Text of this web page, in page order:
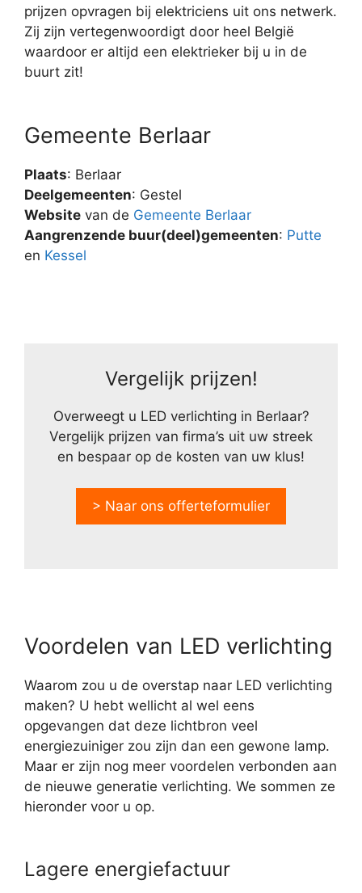
prijzen opvragen bij elektriciens uit ons netwerk.
Zij zijn vertegenwoordigt door heel België
waardoor er altijd een elektrieker bij u in de
buurt zit!
Gemeente Berlaar
Plaats: Berlaar
Deelgemeenten: Gestel
Website van de Gemeente Berlaar
Aangrenzende buur(deel)gemeenten: Putte
en Kessel
Vergelijk prijzen!
Overweegt u LED verlichting in Berlaar?
Vergelijk prijzen van firma’s uit uw streek
en bespaar op de kosten van uw klus!
> Naar ons offerteformulier
Voordelen van LED verlichting
Waarom zou u de overstap naar LED verlichting
maken? U hebt wellicht al wel eens
opgevangen dat deze lichtbron veel
energiezuiniger zou zijn dan een gewone lamp.
Maar er zijn nog meer voordelen verbonden aan
de nieuwe generatie verlichting. We sommen ze
hieronder voor u op.
Lagere energiefactuur